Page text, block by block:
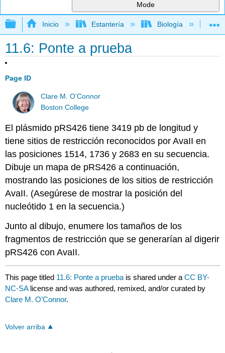
Mode
Expandir/contraer jerarquía global
Inicio Estantería Biología
11.6: Ponte a prueba
Page ID
Clare M. O’Connor
Boston College
El plásmido pRS426 tiene 3419 pb de longitud y
tiene sitios de restricción reconocidos por AvaII en
las posiciones 1514, 1736 y 2683 en su secuencia.
Dibuje un mapa de pRS426 a continuación,
mostrando las posiciones de los sitios de restricción
AvaII. (Asegúrese de mostrar la posición del
nucleótido 1 en la secuencia.)
Junto al dibujo, enumere los tamaños de los
fragmentos de restricción que se generarían al digerir
pRS426 con AvaII.
This page titled 11.6: Ponte a prueba is shared under aCC BY-
NC-SA license and was authored, remixed, and/or curated by
Clare M. O’Connor.
Volver arriba